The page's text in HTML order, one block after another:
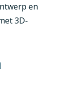
en
3D-